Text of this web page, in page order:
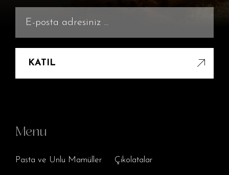
KATIL
Menu
Pasta ve Unlu Mamüller Çikolatalar